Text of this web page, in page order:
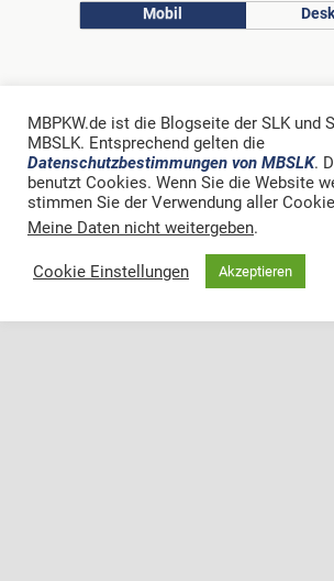
Mobil
MBPKW.de ist die Blogseite der SLK und
MBSLK. Entsprechend gelten die
Datenschutzbestimmungen von MBSLK.
benutzt Cookies. Wenn Sie die Website
stimmen Sie der Verwendung aller
Meine Daten nicht weitergeben.
Cookie Einstellungen Akzeptieren